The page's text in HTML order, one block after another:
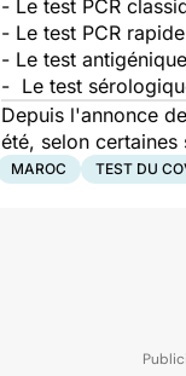
- Le test PCR
- Le test PCR
- Le test
- Le test
Depuis l'annonce
été, selon
MAROC TEST DU